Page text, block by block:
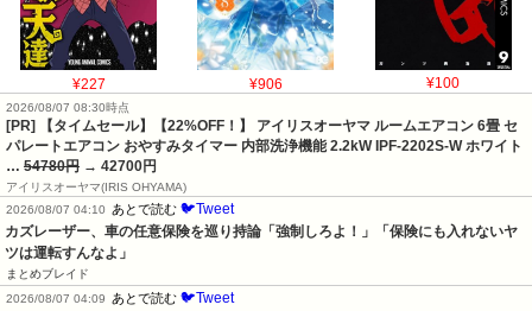
¥227 ¥906 ¥100
2026/08/07 08:30時点
[PR] 【タイムセール】【22%OFF！】 アイリスオーヤマ ルームエアコン 6畳 セ
パレートエアコン おやすみタイマー 内部洗浄機能 2.2kW IPF-2202S-W ホワイト
… 54780円 → 42700円
アイリスオーヤマ(IRIS OHYAMA)
2026/08/07 04:10
あとで読む 🐦Tweet
カズレーザー、車の任意保険を巡り持論「強制しろよ！」「保険にも入れないヤ
ツは運転すんなよ」
まとめブレイド
2026/08/07 04:09
あとで読む 🐦Tweet